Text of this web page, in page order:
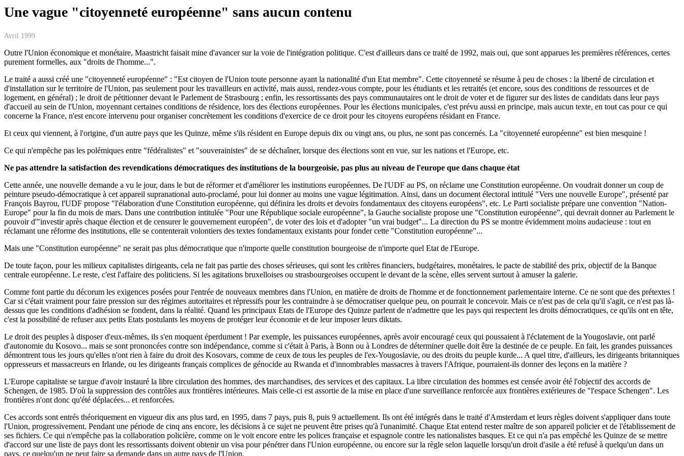
Une vague "citoyenneté européenne" sans aucun contenu
Avril 1999
Outre l'Union économique et monétaire, Maastricht faisait mine d'avancer sur la voie de l'intégration politique. C'est d'ailleurs dans ce traité de 1992, mais oui, que sont apparues les premières références, certes
purement formelles, aux "droits de l'homme...".
Le traité a aussi créé une "citoyenneté européenne" : "Est citoyen de l'Union toute personne ayant la nationalité d'un Etat membre". Cette citoyenneté se résume à peu de choses : la liberté de circulation et
d'installation sur le territoire de l'Union, pas seulement pour les travailleurs en activité, mais aussi, rendez-vous compte, pour les étudiants et les retraités (et encore, sous des conditions de ressources et de
logement, en général) ; le droit de pétitionner devant le Parlement de Strasbourg ; enfin, les ressortissants des pays communautaires ont le droit de voter et de figurer sur des listes de candidats dans leur pays
d'accueil au sein de l'Union, moyennant certaines conditions de résidence, lors des élections européennes. Pour les élections municipales, c'est prévu aussi en principe, mais aucun texte, en tout cas pour ce qui
concerne la France, n'est encore intervenu pour organiser concrètement les conditions d'exercice de ce droit pour les citoyens européens résidant en France.
Et ceux qui viennent, à l'origine, d'un autre pays que les Quinze, même s'ils résident en Europe depuis dix ou vingt ans, ou plus, ne sont pas concernés. La "citoyenneté européenne" est bien mesquine !
Ce qui n'empêche pas les polémiques entre "fédéralistes" et "souverainistes" de se déchaîner, lorsque des élections sont en vue, sur les nations et l'Europe, etc.
Ne pas attendre la satisfaction des revendications démocratiques des institutions de la bourgeoisie, pas plus au niveau de l'europe que dans chaque état
Cette année, une nouvelle demande a vu le jour, dans le but de réformer et d'améliorer les institutions européennes. De l'UDF au PS, on réclame une Constitution européenne. On voudrait donner un coup de
peinture pseudo-démocratique à cet appareil supranational auto-proclamé, pour lui donner au moins une vague légitimation. Ainsi, dans un document électoral intitulé "Vers une nouvelle Europe", présenté par
François Bayrou, l'UDF propose "l'élaboration d'une Constitution européenne, qui définira les droits et devoirs fondamentaux des citoyens européens", etc. Le Parti socialiste prépare une convention "Nation-
Europe" pour la fin du mois de mars. Dans une contribution intitulée "Pour une République sociale européenne", la Gauche socialiste propose une "Constitution européenne", qui devrait donner au Parlement le
pouvoir d'"investir après chaque élection et de censurer le gouvernement européen", de voter des lois et d'adopter "un vrai budget"... La direction du PS se montre évidemment moins audacieuse : tout en
réclamant une réforme des institutions, elle se contenterait volontiers des textes fondamentaux existants pour fonder cette "Constitution européenne"...
Mais une "Constitution européenne" ne serait pas plus démocratique que n'importe quelle constitution bourgeoise de n'importe quel Etat de l'Europe.
De toute façon, pour les milieux capitalistes dirigeants, cela ne fait pas partie des choses sérieuses, qui sont les critères financiers, budgétaires, monétaires, le pacte de stabilité des prix, objectif de la Banque
centrale européenne. Le reste, c'est l'affaire des politiciens. Si les agitations bruxelloises ou strasbourgeoises occupent le devant de la scène, elles servent surtout à amuser la galerie.
Comme font partie du décorum les exigences posées pour l'entrée de nouveaux membres dans l'Union, en matière de droits de l'homme et de fonctionnement parlementaire interne. Ce ne sont que des prétextes !
Car si c'était vraiment pour faire pression sur des régimes autoritaires et répressifs pour les contraindre à se démocratiser quelque peu, on pourrait le concevoir. Mais ce n'est pas de cela qu'il s'agit, ce n'est pas là-
dessus que les conditions d'adhésion se fondent, dans la réalité. Quand les principaux Etats de l'Europe des Quinze parlent de n'admettre que les pays qui respectent les droits démocratiques, ce qu'ils ont en tête,
c'est la possibilité de refuser aux petits Etats postulants les moyens de protéger leur économie et de leur imposer leurs diktats.
Le droit des peuples à disposer d'eux-mêmes, ils s'en moquent éperdument ! Par exemple, les puissances européennes, après avoir encouragé ceux qui poussaient à l'éclatement de la Yougoslavie, ont parlé
d'autonomie du Kosovo... mais se sont prononcées contre son indépendance, comme si c'était à Paris, à Bonn ou à Londres de déterminer quelle doit être la destinée de ce peuple. En fait, les grandes puissances
démontrent tous les jours qu'elles n'ont rien à faire du droit des Kosovars, comme de ceux de tous les peuples de l'ex-Yougoslavie, ou des droits du peuple kurde... A quel titre, d'ailleurs, les dirigeants britanniques
oppresseurs et massacreurs en Irlande, ou les dirigeants français complices de génocide au Rwanda et d'innombrables massacres à travers l'Afrique, pourraient-ils donner des leçons en la matière ?
L'Europe capitaliste se targue d'avoir instauré la libre circulation des hommes, des marchandises, des services et des capitaux. La libre circulation des hommes est censée avoir été l'objectif des accords de
Schengen, de 1985. D'où la suppression des contrôles aux frontières intérieures. Mais celle-ci est assortie de la mise en place d'une surveillance renforcée aux frontières extérieures de "l'espace Schengen". Les
frontières n'ont donc qu'été déplacées... et renforcées.
Ces accords sont entrés théoriquement en vigueur dix ans plus tard, en 1995, dans 7 pays, puis 8, puis 9 actuellement. Ils ont été intégrés dans le traité d'Amsterdam et leurs règles doivent s'appliquer dans toute
l'Union, progressivement. Pendant une période de cinq ans encore, les décisions à ce sujet ne peuvent être prises qu'à l'unanimité. Chaque Etat entend rester maître de son appareil policier et de l'établissement de
ses fichiers. Ce qui n'empêche pas la collaboration policière, comme on le voit encore entre les polices française et espagnole contre les nationalistes basques. Et ce qui n'a pas empêché les Quinze de se mettre
d'accord sur une liste de pays dont les ressortissants doivent obtenir un visa pour pénétrer dans l'Union européenne, ou encore sur la règle selon laquelle lorsqu'un droit d'asile a été refusé à quelqu'un dans un
pays, ce quelqu'un ne peut faire sa demande dans un autre pays de l'Union.